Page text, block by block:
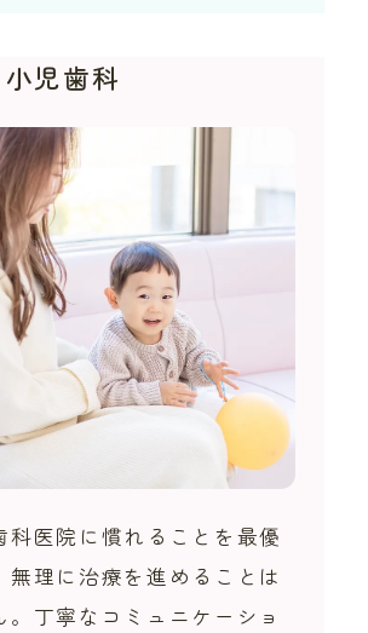
小児歯科
科医院に慣れることを最優
無理に治療を進めることは
。丁寧なコミュニケーショ